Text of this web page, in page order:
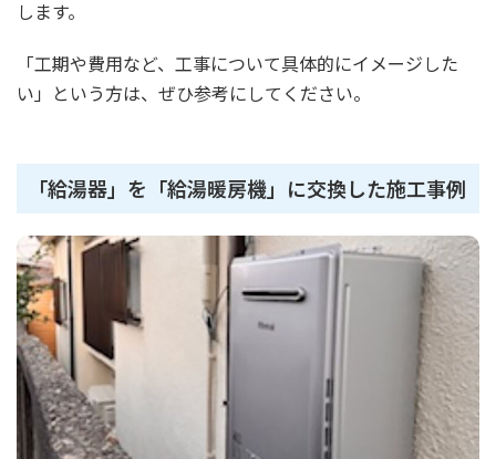
します。
「工期や費用など、工事について具体的にイメージした
い」という方は、ぜひ参考にしてください。
「給湯器」を「給湯暖房機」に交換した施工事例